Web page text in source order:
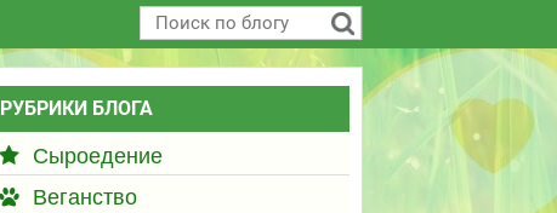
РУБРИКИ БЛОГА
Сыроедение
Веганство